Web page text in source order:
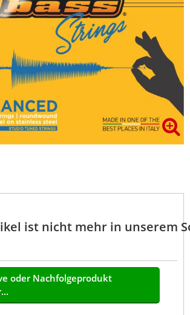
ist nicht mehr in unserem
oder Nachfolgeprodukt